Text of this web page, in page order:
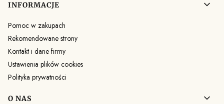
INFORMACJE
Pomoc w zakupach
Rekomendowane strony
Kontakt i dane firmy
Ustawienia plików cookies
Polityka prywatności
O NAS